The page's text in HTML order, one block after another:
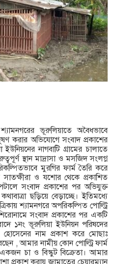
ভূরুলিয়াতে অবৈধভাবে
করার অভিযোগে সংবাদ প্রকাশের
নাগবাটি গ্রামের চালাতে
স্থান মাদ্রাসা ও মসজিদ সংলগ্ন
মুরগির ফার্ম তৈরি করে
ও যশোর থেকে প্রকাশিত
সংবাদ প্রকাশের পর অভিযুক্ত
ছড়িয়ে বেড়াচ্ছে। ইতিমধ্যে
শ্যামনগরে অপরিকল্পিত পোল্ট্রি
সংবাদ প্রকাশের পর একটি
১নং ভূরুলিয়া ইউনিয়ন পরিষদের
হোসেনের নাম প্রকাশ করে মোছাঃ
, আমার নামীয় কোন পোল্ট্রি ফার্ম
চা ও বিস্কুট বিক্রেতা। আমার